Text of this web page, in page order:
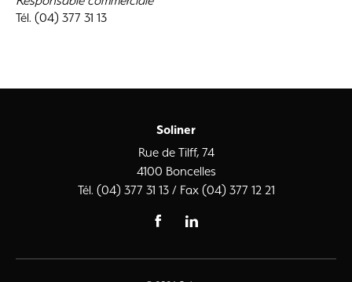
Tél. (04) 377 31 13
Soliner
Rue de Tilff, 74
4100 Boncelles
Tél. (04) 377 31 13 / Fax (04) 377 12 21